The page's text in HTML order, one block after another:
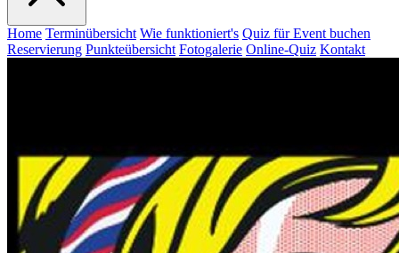
Home Terminübersicht Wie funktioniert's Quiz für Event buchen
Reservierung Punkteübersicht Fotogalerie Online-Quiz Kontakt